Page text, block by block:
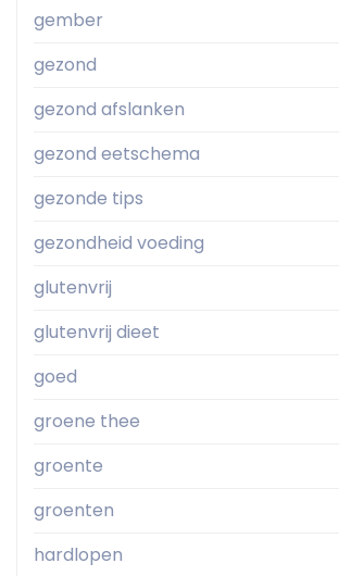
gember
gezond
gezond afslanken
gezond eetschema
gezonde tips
gezondheid voeding
glutenvrij
glutenvrij dieet
goed
groene thee
groente
groenten
hardlopen